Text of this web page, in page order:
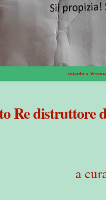
intanto a
Re distruttore
a